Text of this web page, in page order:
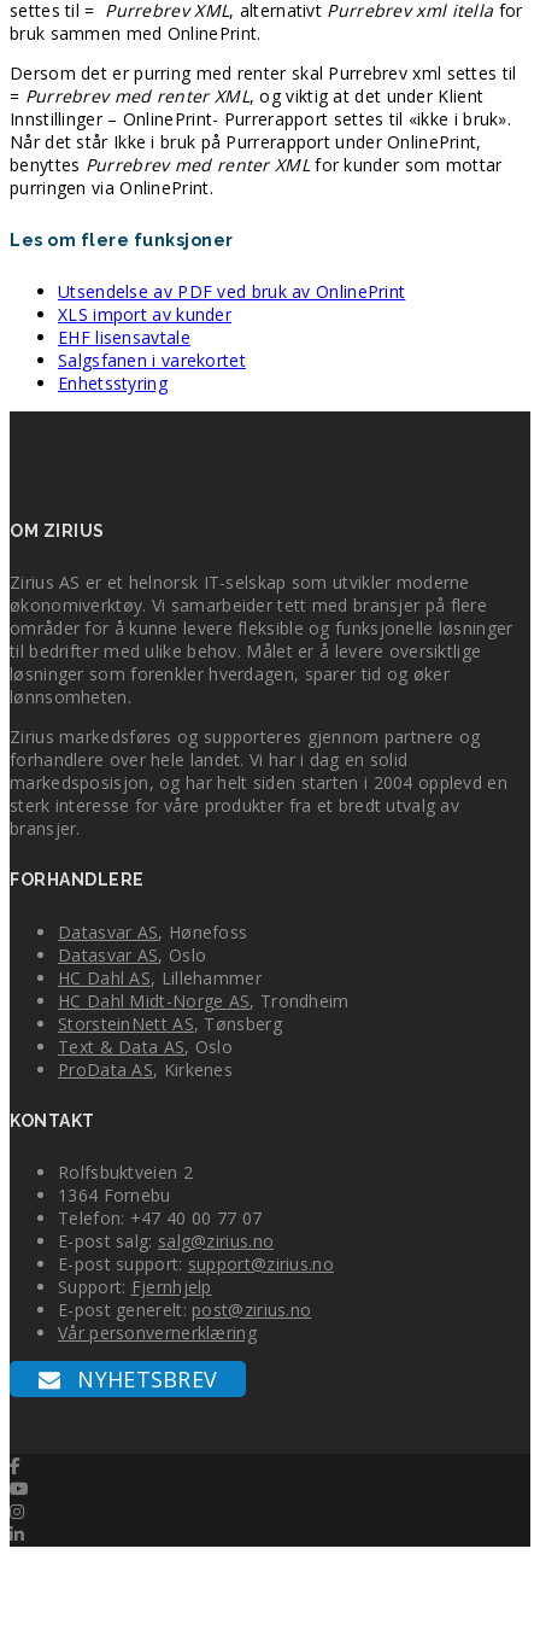
settes til = Purrebrev XML, alternativt Purrebrev xml itella for
bruk sammen med OnlinePrint.
Dersom det er purring med renter skal Purrebrev xml settes til
= Purrebrev med renter XML, og viktig at det under Klient
Innstillinger – OnlinePrint- Purrerapport settes til «ikke i bruk».
Når det står Ikke i bruk på Purrerapport under OnlinePrint,
benyttes Purrebrev med renter XMLfor kunder som mottar
purringen via OnlinePrint.
Les om flere funksjoner
Utsendelse av PDF ved bruk av OnlinePrint
XLS import av kunder
EHF lisensavtale
Salgsfanen i varekortet
Enhetsstyring
OM ZIRIUS
Zirius AS er et helnorsk IT-selskap som utvikler moderne
økonomiverktøy. Vi samarbeider tett med bransjer på flere
områder for å kunne levere fleksible og funksjonelle løsninger
til bedrifter med ulike behov. Målet er å levere oversiktlige
løsninger som forenkler hverdagen, sparer tid og øker
lønnsomheten.
Zirius markedsføres og supporteres gjennom partnere og
forhandlere over hele landet. Vi har i dag en solid
markedsposisjon, og har helt siden starten i 2004 opplevd en
sterk interesse for våre produkter fra et bredt utvalg av
bransjer.
FORHANDLERE
Datasvar AS, Hønefoss
Datasvar AS, Oslo
HC Dahl AS, Lillehammer
HC Dahl Midt-Norge AS, Trondheim
StorsteinNett AS, Tønsberg
Text & Data AS, Oslo
ProData AS, Kirkenes
KONTAKT
Rolfsbuktveien 2
1364 Fornebu
Telefon: +47 40 00 77 07
E-post salg: salg@zirius.no
E-post support: support@zirius.no
Support: Fjernhjelp
E-post generelt: post@zirius.no
Vår personvernerklæring
NYHETSBREV